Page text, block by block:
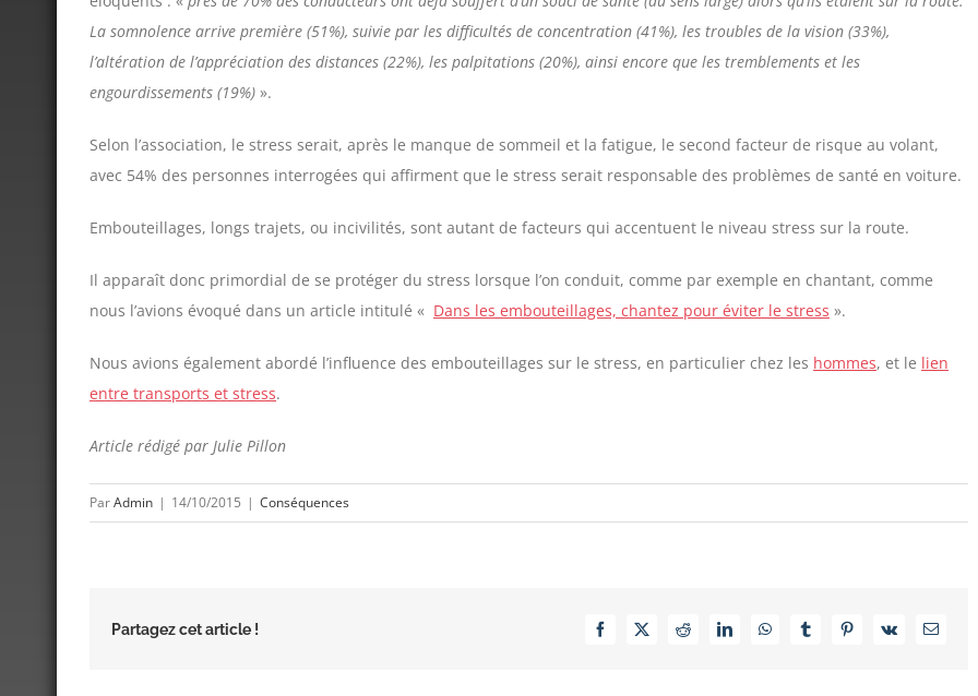
La somnolence arrive première (51%), suivie par les difficultés de concentration (41%), les troubles de la vision (33%),
l’altération de l’appréciation des distances (22%), les palpitations (20%), ainsi encore que les tremblements et les
engourdissements (19%) ».
Selon l’association, le stress serait, après le manque de sommeil et la fatigue, le second facteur de risque au volant,
avec 54% des personnes interrogées qui affirment que le stress serait responsable des problèmes de santé en voiture.
Embouteillages, longs trajets, ou incivilités, sont autant de facteurs qui accentuent le niveau stress sur la route.
Il apparaît donc primordial de se protéger du stress lorsque l’on conduit, comme par exemple en chantant, comme
nous l’avions évoqué dans un article intitulé « Dans les embouteillages, chantez pour éviter le stress ».
Nous avions également abordé l’influence des embouteillages sur le stress, en particulier chez les hommes, et le lien
entre transports et stress.
Article rédigé par Julie Pillon
ParAdmin | 14/10/2015 | Conséquences
Partagez cet article ! Facebook
X RedditLinkedInWhatsAppTumblrPinterest
Vk Email